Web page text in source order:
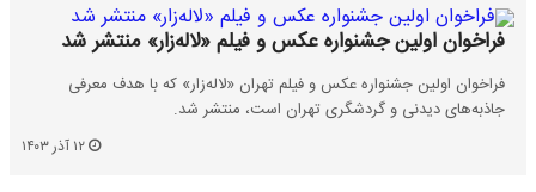
فراخوان اولین جشنواره عکس و فیلم «لاله‌زار» منتشر شد
فراخوان اولین جشنواره عکس و فیلم تهران «لاله‌زار» که با هدف معرفی
جاذبه‌های دیدنی و گردشگری تهران است، منتشر شد.